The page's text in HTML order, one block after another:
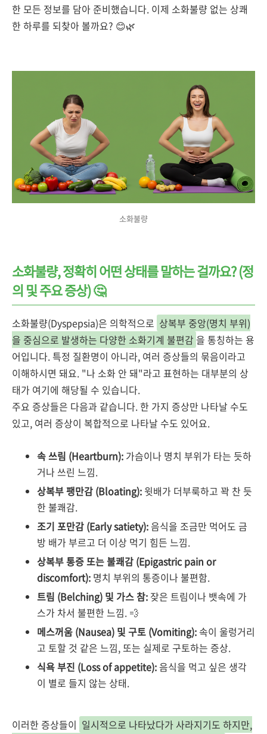
한 모든 정보를 담아 준비했습니다. 이제 소화불량 없는 상쾌
한 하루를 되찾아 볼까요? 😊🌿
소화불량
소화불량, 정확히 어떤 상태를 말하는 걸까요? (정
의 및 주요 증상) 🤔
소화불량(Dyspepsia)은 의학적으로 상복부 중앙(명치 부위)
을 중심으로 발생하는 다양한 소화기계 불편감 을 통칭하는 용
어입니다. 특정 질환명이 아니라, 여러 증상들의 묶음이라고
이해하시면 돼요. "나 소화 안 돼"라고 표현하는 대부분의 상
태가 여기에 해당될 수 있습니다.
주요 증상들은 다음과 같습니다. 한 가지 증상만 나타날 수도
있고, 여러 증상이 복합적으로 나타날 수도 있어요.
속 쓰림 (Heartburn): 가슴이나 명치 부위가 타는 듯하
거나 쓰린 느낌.
상복부 팽만감 (Bloating): 윗배가 더부룩하고 꽉 찬 듯
한 불쾌감.
조기 포만감 (Early satiety):음식을 조금만 먹어도 금
방 배가 부르고 더 이상 먹기 힘든 느낌.
상복부 통증 또는 불쾌감 (Epigastric pain or
discomfort): 명치 부위의 통증이나 불편함.
트림 (Belching) 및 가스 참: 잦은 트림이나 뱃속에 가
스가 차서 불편한 느낌. 💨
메스꺼움 (Nausea) 및 구토 (Vomiting):속이 울렁거리
고 토할 것 같은 느낌, 또는 실제로 구토하는 증상.
식욕 부진 (Loss of appetite):음식을 먹고 싶은 생각
이 별로 들지 않는 상태.
이러한 증상들이 일시적으로 나타났다가 사라지기도 하지만,